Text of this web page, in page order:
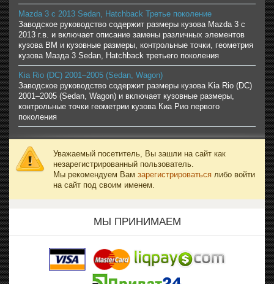
Mazda 3 c 2013 Sedan, Hatchback Третье поколение
Заводское руководство содержит размеры кузова Mazda 3 c
2013 г.в. и включает описание замены различных элементов
кузова BM и кузовные размеры, контрольные точки, геометрия
кузова Мазда 3 Sedan, Hatchback третьего поколения
Kia Rio (DC) 2001–2005 (Sedan, Wagon)
Заводское руководство содержит размеры кузова Kia Rio (DC)
2001–2005 (Sedan, Wagon) и включает кузовные размеры,
контрольные точки геометрии кузова Киа Рио первого
поколения
Уважаемый посетитель, Вы зашли на сайт как
незарегистрированный пользователь.
Мы рекомендуем Вам зарегистрироваться либо войти
на сайт под своим именем.
МЫ ПРИНИМАЕМ